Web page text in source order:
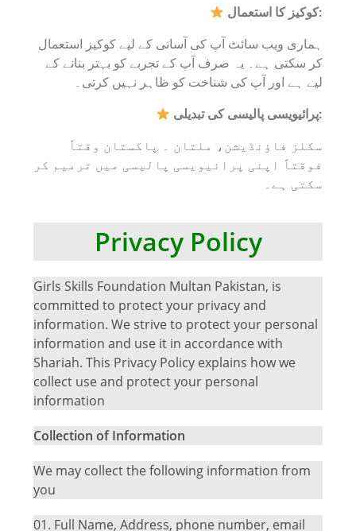
کوکیز کا استعمال:
ہماری ویب سائٹ آپ کی آسانی کے لیے کوکیز استعمال
کر سکتی ہے۔ یہ صرف آپ کے تجربے کو بہتر بنانے کے
لیے ہے اور آپ کی شناخت کو ظاہر نہیں کرتی۔
پرائیویسی پالیسی کی تبدیلی:
سکلز فاؤنڈیشن، ملتان ۔ پاکستان وقتاً
فوقتاً اپنی پرائیویسی پالیسی میں ترمیم کر
سکتی ہے۔
Privacy Policy
Girls Skills Foundation Multan Pakistan, is
committed to protect your privacy and
information. We strive to protect your personal
information and use it in accordance with
Shariah. This Privacy Policy explains how we
collect use and protect your personal
information
Collection of Information
We may collect the following information from
you
01. Full Name, Address, phone number, email